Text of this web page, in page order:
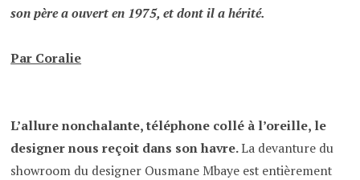
son père a ouvert en 1975, et dont il a hérité.
Par Coralie
L’allure nonchalante, téléphone collé à l’oreille, le
designer nous reçoit dans son havre.La devanture du
showroom du designer Ousmane Mbaye est entièrement